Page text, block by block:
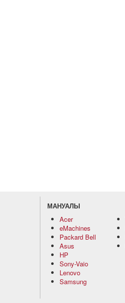
МАНУАЛЫ
Acer
eMachines
Packard Bell
Asus
HP
Sony-Vaio
Lenovo
Samsung